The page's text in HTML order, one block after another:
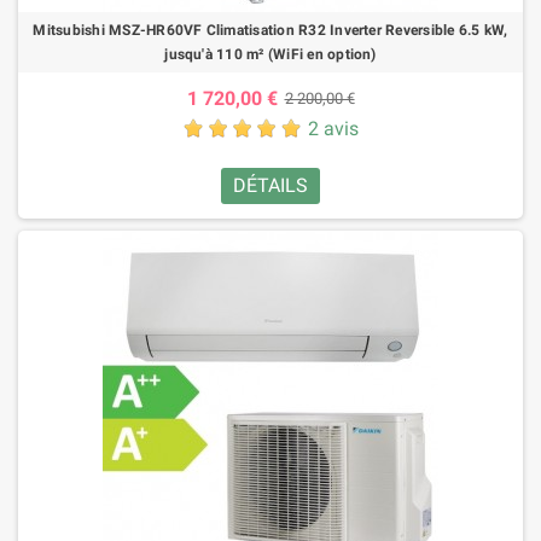
Mitsubishi MSZ-HR60VF Climatisation R32 Inverter Reversible 6.5 kW,
jusqu'à 110 m² (WiFi en option)
1 720,00 € 2 200,00 €
2 avis
DÉTAILS